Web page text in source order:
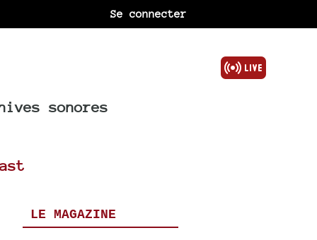
Se connecter
sonores
LE MAGAZINE